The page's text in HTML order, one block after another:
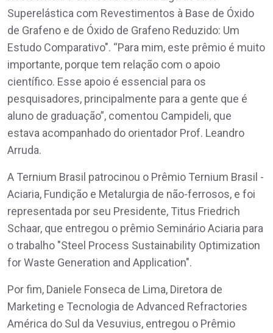
Superelástica com Revestimentos à Base de Óxido
de Grafeno e de Óxido de Grafeno Reduzido: Um
Estudo Comparativo". “Para mim, este prêmio é muito
importante, porque tem relação com o apoio
científico. Esse apoio é essencial para os
pesquisadores, principalmente para a gente que é
aluno de graduação”, comentou Campideli, que
estava acompanhado do orientador Prof. Leandro
Arruda.
A Ternium Brasil patrocinou o Prêmio Ternium Brasil -
Aciaria, Fundição e Metalurgia de não-ferrosos, e foi
representada por seu Presidente, Titus Friedrich
Schaar, que entregou o prêmio Seminário Aciaria para
o trabalho "Steel Process Sustainability Optimization
for Waste Generation and Application".
Por fim, Daniele Fonseca de Lima, Diretora de
Marketing e Tecnologia de Advanced Refractories
América do Sul da Vesuvius, entregou o Prêmio